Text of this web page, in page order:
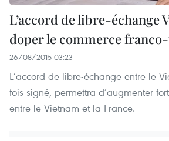
L’accord de libre-échange
doper le commerce
26/08/2015 03:23
L’accord de libre-échange entre le
fois signé, permettra d’augmenter
entre le Vietnam et la France.